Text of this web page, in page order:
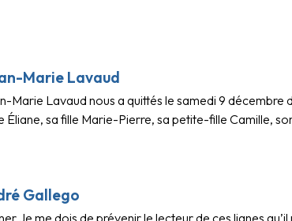
Marie Lavaud
Lavaud nous a quittés le samedi 9 décembre
sa fille Marie-Pierre, sa petite-fille Camille,
Gallego
Je me dois de prévenir le lecteur de ces lignes qu’il